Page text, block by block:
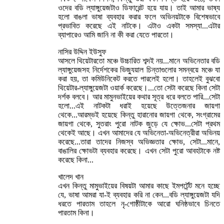
ওদের বডি ল্যাঙ্গুয়েজটাও ডিফারেন্ট হয়ে যায়। তাই আমার ভাষ্য
হলো বাঙলা ভাষা ব্যবহার করার ফলে অভিনয়টাকে বিশেষভাবে
প্রভাবিত করেছে এই নাটকে। এটাও একটা সমস্যা...এটার
ব্যাপারেও আমি জানি না কী করা যেতে পারতো।
নাসির উদ্দিন ইউসুফ
আসলে থিয়েটারতো মঞ্চে উচ্চারিত শব্দই নয়...মানে অভিনেতার বডি
ল্যাঙ্গুয়েজসহ নির্দেশকের ভিজ্যুয়াল চিন্তাগুলোর সমন্বয়ে মঞ্চে যা
করা হয়, তা কমিউনিকেট করতে পারলেই হলো। তাহলেই বুঝবো
থিয়েটার-ল্যাঙ্গুয়েজটা ওয়ার্ক করেছে।...তো সেটা করেছে কিনা সেটা
দর্শক বলবে। আর মামুনভাইয়ের কথার সূত্র ধরে বলতে পারি...সেটা
হলো...এই নাটকটা ধরাই হয়েছে উত্তেজনার জায়গা
থেকে...আরম্ভই হয়েছে কিন্তু হারানোর জায়গা থেকে, সংগ্রামের
জায়গা থেকে, সুতরাং পুরো নাটক জুড়ে যে ক্ষোভ...সেটা প্রথম
থেকেই আছে। এখন আমাদের যে অভিনেতা-অভিনেত্রীরা অভিনয়
করেছে...তারা তাদের নিজস্ব অভিজ্ঞতার ক্ষোভ, সেটা...মানে,
বাঙালির ক্ষোভটা ব্যবহার করেছে। এখন সেটা পুরো আবহটাকে নষ্ট
করেছে কিনা...
খালেদ খান
এখন কিন্তু মামুভাইয়ের বিষয়টা আমার কাছে ইমপর্টেন্ট মনে হচ্ছে
যে, ভাষা আমরা যা-ই ব্যবহার করি না কেন...বডি ল্যাঙ্গুয়েজটা যদি
ধরতে পারতাম তাহলে নৃ-গোষ্ঠীটাকে আরো ঘনিষ্ঠভাবে চিনতে
পারতাম কিনা।